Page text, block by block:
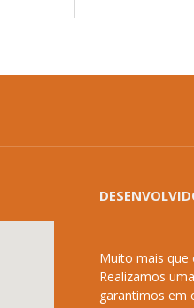
Muito mais que
Realizamos uma
garantimos em